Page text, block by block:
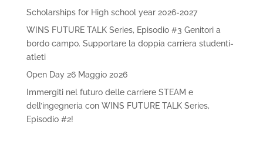
Scholarships for High school year 2026-2027
WINS FUTURE TALK Series, Episodio #3 Genitori a
bordo campo. Supportare la doppia carriera studenti-
atleti
Open Day 26 Maggio 2026
Immergiti nel futuro delle carriere STEAM e
dell’ingegneria con WINS FUTURE TALK Series,
Episodio #2!